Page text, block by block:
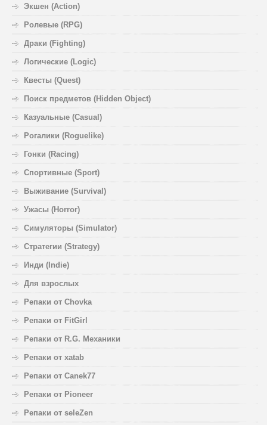
Экшен (Action)
Ролевые (RPG)
Драки (Fighting)
Логические (Logic)
Квесты (Quest)
Поиск предметов (Hidden Object)
Казуальные (Casual)
Рогалики (Roguelike)
Гонки (Racing)
Спортивные (Sport)
Выживание (Survival)
Ужасы (Horror)
Симуляторы (Simulator)
Стратегии (Strategy)
Инди (Indie)
Для взрослых
Репаки от Chovka
Репаки от FitGirl
Репаки от R.G. Механики
Репаки от xatab
Репаки от Canek77
Репаки от Pioneer
Репаки от seleZen